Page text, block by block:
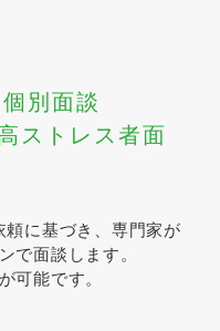
別面談
ストレス者面
頼に基づき、専門家が
で面談します。
可能です。